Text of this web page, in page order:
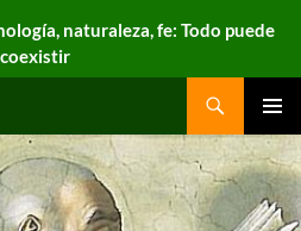
naturaleza, fe: Todo puede
coexistir
MENU